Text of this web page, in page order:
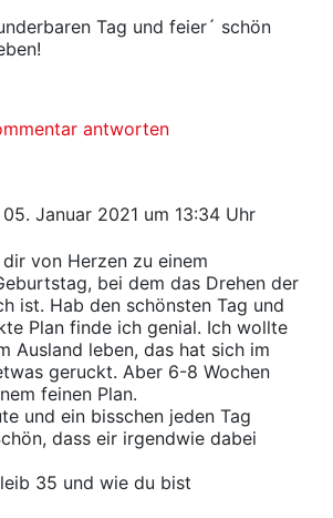
Tag und feier´ schön
antworten
Januar 2021 um 13:34 Uhr
von Herzen zu einem
bei dem das Drehen der
ist. Hab den schönsten Tag und
Plan finde ich genial. Ich wollte
Ausland leben, das hat sich im
geruckt. Aber 6-8 Wochen
feinen Plan.
und ein bisschen jeden Tag
dass eir irgendwie dabei
35 und wie du bist